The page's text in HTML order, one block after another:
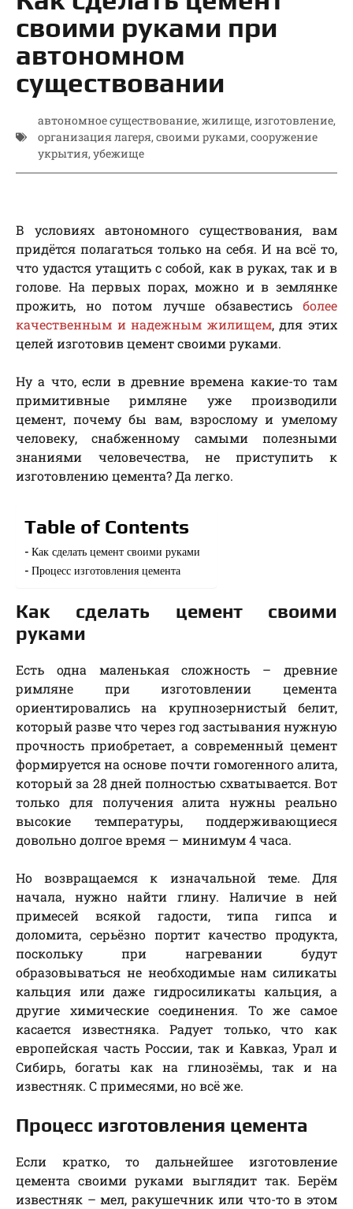
своими руками при
автономном
существовании
автономное существование, жилище, изготовление,
организация лагеря, своими руками, сооружение
укрытия, убежище
В условиях автономного существования, вам
придётся полагаться только на себя. И на всё то,
что удастся утащить с собой, как в руках, так и в
голове. На первых порах, можно и в землянке
прожить, но потом лучше обзавестись более
качественным и надежным жилищем, для этих
целей изготовив цемент своими руками.
Ну а что, если в древние времена какие-то там
примитивные римляне уже производили
цемент, почему бы вам, взрослому и умелому
человеку, снабженному самыми полезными
знаниями человечества, не приступить к
изготовлению цемента? Да легко.
Table of Contents
Как сделать цемент своими руками
Процесс изготовления цемента
Как сделать цемент своими
руками
Есть одна маленькая сложность – древние
римляне при изготовлении цемента
ориентировались на крупнозернистый белит,
который разве что через год застывания нужную
прочность приобретает, а современный цемент
формируется на основе почти гомогенного алита,
который за 28 дней полностью схватывается. Вот
только для получения алита нужны реально
высокие температуры, поддерживающиеся
довольно долгое время — минимум 4 часа.
Но возвращаемся к изначальной теме. Для
начала, нужно найти глину. Наличие в ней
примесей всякой гадости, типа гипса и
доломита, серьёзно портит качество продукта,
поскольку при нагревании будут
образовываться не необходимые нам силикаты
кальция или даже гидросиликаты кальция, а
другие химические соединения. То же самое
касается известняка. Радует только, что как
европейская часть России, так и Кавказ, Урал и
Сибирь, богаты как на глинозёмы, так и на
известняк. С примесями, но всё же.
Процесс изготовления цемента
Если кратко, то дальнейшее изготовление
цемента своими руками выглядит так. Берём
известняк – мел, ракушечник или что-то в этом